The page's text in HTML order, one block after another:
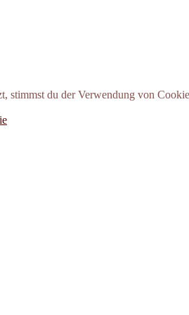
stimmst du der Verwendung von